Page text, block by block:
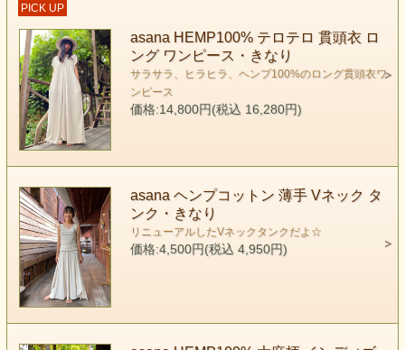
PICK UP
asana HEMP100% テロテロ 貫頭衣 ロ
ング ワンピース・きなり
サラサラ、ヒラヒラ、ヘンプ100%のロング貫頭衣ワ
ンピース
価格:14,800円(税込 16,280円)
asana ヘンプコットン 薄手 Vネック タ
ンク・きなり
リニューアルしたVネックタンクだよ☆
価格:4,500円(税込 4,950円)